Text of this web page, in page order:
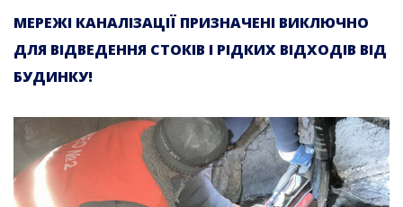
МЕРЕЖІ КАНАЛІЗАЦІЇ ПРИЗНАЧЕНІ ВИКЛЮЧНО
ДЛЯ ВІДВЕДЕННЯ СТОКІВ І РІДКИХ ВІДХОДІВ ВІД
БУДИНКУ!